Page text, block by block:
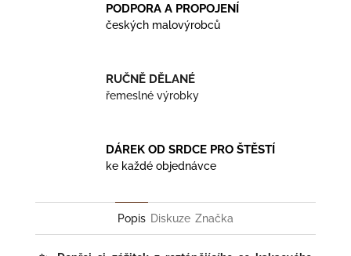
PODPORA A PROPOJENÍ
českých malovýrobců
RUČNĚ DĚLANÉ
řemeslné výrobky
DÁREK OD SRDCE PRO ŠTĚSTÍ
ke každé objednávce
Popis Diskuze Značka